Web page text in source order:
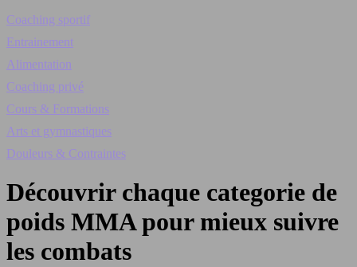
Coaching sportif
Entrainement
Alimentation
Coaching privé
Cours & Formations
Arts et gymnastiques
Douleurs & Contraintes
Découvrir chaque categorie de
poids MMA pour mieux suivre
les combats